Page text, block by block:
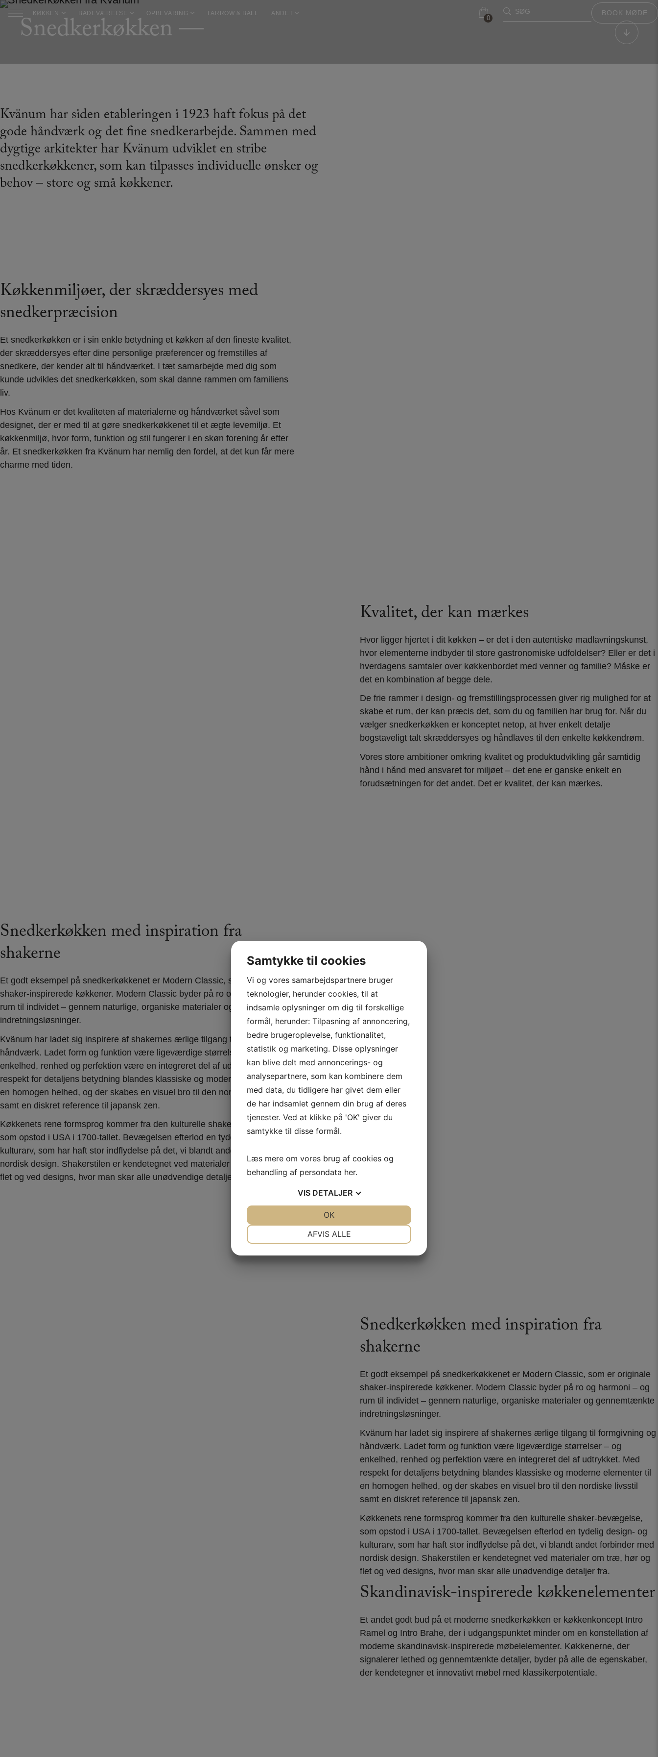
Hop
indholdet
KØKKEN BADEVÆRELSE OPBEVARING FARROW & BALL ANDET
0
0
SØG BOOK MØDE
Snedkerkøkken
Kvänum har siden etableringen i 1923 haft fokus på det
gode håndværk og det fine snedkerarbejde. Sammen med
dygtige arkitekter har Kvänum udviklet en stribe
snedkerkøkkener, som kan tilpasses individuelle ønsker og
behov – store og små køkkener.
Køkkenmiljøer, der skræddersyes med
snedkerpræcision
Et snedkerkøkken er i sin enkle betydning et køkken af den fineste kvalitet,
der skræddersyes efter dine personlige præferencer og fremstilles af
snedkere, der kender alt til håndværket. I tæt samarbejde med dig som
kunde udvikles det snedkerkøkken, som skal danne rammen om familiens
liv.
Hos Kvänum er det kvaliteten af materialerne og håndværket såvel som
designet, der er med til at gøre snedkerkøkkenet til et ægte levemiljø. Et
køkkenmiljø, hvor form, funktion og stil fungerer i en skøn forening år efter
år. Et snedkerkøkken fra Kvänum har nemlig den fordel, at det kun får mere
charme med tiden.
Kvalitet, der kan mærkes
Hvor ligger hjertet i dit køkken – er det i den autentiske madlavningskunst,
hvor elementerne indbyder til store gastronomiske udfoldelser? Eller er det i
hverdagens samtaler over køkkenbordet med venner og familie? Måske er
det en kombination af begge dele.
De frie rammer i design- og fremstillingsprocessen giver rig mulighed for at
skabe et rum, der kan præcis det, som du og familien har brug for. Når du
vælger snedkerkøkken er konceptet netop, at hver enkelt detalje
bogstaveligt talt skræddersyes og håndlaves til den enkelte køkkendrøm.
Vores store ambitioner omkring kvalitet og produktudvikling går samtidig
hånd i hånd med ansvaret for miljøet – det ene er ganske enkelt en
forudsætningen for det andet. Det er kvalitet, der kan mærkes.
Snedkerkøkken med inspiration fra
shakerne
Et godt eksempel på snedkerkøkkenet er Modern Classic, som er originale
shaker-inspirerede køkkener. Modern Classic byder på ro og harmoni – og
rum til individet – gennem naturlige, organiske materialer og gennemtænkte
indretningsløsninger.
Kvänum har ladet sig inspirere af shakernes ærlige tilgang til formgivning og
håndværk. Ladet form og funktion være ligeværdige størrelser – og
enkelhed, renhed og perfektion være en integreret del af udtrykket. Med
respekt for detaljens betydning blandes klassiske og moderne elementer til
en homogen helhed, og der skabes en visuel bro til den nordiske livsstil
samt en diskret reference til japansk zen.
Køkkenets rene formsprog kommer fra den kulturelle shaker-bevægelse,
som opstod i USA i 1700-tallet. Bevægelsen efterlod en tydelig design- og
kulturarv, som har haft stor indflydelse på det, vi blandt andet forbinder med
nordisk design. Shakerstilen er kendetegnet ved materialer om træ, hør og
flet og ved designs, hvor man skar alle unødvendige detaljer fra.
Snedkerkøkken med inspiration fra
shakerne
Et godt eksempel på snedkerkøkkenet er Modern Classic, som er originale
shaker-inspirerede køkkener. Modern Classic byder på ro og harmoni – og
rum til individet – gennem naturlige, organiske materialer og gennemtænkte
indretningsløsninger.
Kvänum har ladet sig inspirere af shakernes ærlige tilgang til formgivning og
håndværk. Ladet form og funktion være ligeværdige størrelser – og
enkelhed, renhed og perfektion være en integreret del af udtrykket. Med
respekt for detaljens betydning blandes klassiske og moderne elementer til
en homogen helhed, og der skabes en visuel bro til den nordiske livsstil
samt en diskret reference til japansk zen.
Køkkenets rene formsprog kommer fra den kulturelle shaker-bevægelse,
som opstod i USA i 1700-tallet. Bevægelsen efterlod en tydelig design- og
kulturarv, som har haft stor indflydelse på det, vi blandt andet forbinder med
nordisk design. Shakerstilen er kendetegnet ved materialer om træ, hør og
flet og ved designs, hvor man skar alle unødvendige detaljer fra.
Skandinavisk-inspirerede køkkenelementer
Et andet godt bud på et moderne snedkerkøkken er køkkenkoncept Intro
Ramel og Intro Brahe, der i udgangspunktet minder om en konstellation af
moderne skandinavisk-inspirerede møbelelementer. Køkkenerne, der
signalerer lethed og gennemtænkte detaljer, byder på alle de egenskaber,
der kendetegner et innovativt møbel med klassikerpotentiale.
Samtykke til cookies
Vi og vores samarbejdspartnere bruger
teknologier, herunder cookies, til at
indsamle oplysninger om dig til forskellige
formål, herunder: Tilpasning af annoncering,
bedre brugeroplevelse, funktionalitet,
statistik og marketing. Disse oplysninger
kan blive delt med annoncerings- og
analysepartnere, som kan kombinere dem
med data, du tidligere har givet dem eller
de har indsamlet gennem din brug af deres
tjenester. Ved at klikke på 'OK' giver du
samtykke til disse formål.
Læs mere om vores brug af cookies og
behandling af persondata her.
VIS DETALJER
AFVIS ALLE
OK